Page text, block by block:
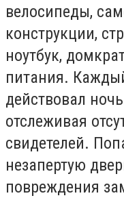
велосипеды,
конструкции,
ноутбук,
питания.
действовал
отслеживая
свидетелей.
незапертую
повреждения